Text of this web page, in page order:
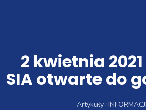
2 kwietnia
SIA otwarte do
Artykuły